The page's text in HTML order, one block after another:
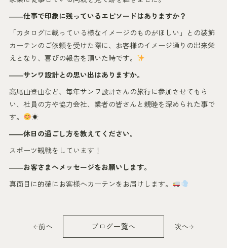
――仕事で印象に残っているエピソードはありますか？
「カタログに載っている様なイメージのものがほしい」との装飾
カーテンのご依頼を受けた際に、お客様のイメージ通りの出来栄
えとなり、喜びの報告を頂いた時です。
――サンワ設計との思い出はありますか。
高尾山登山など、毎年サンワ設計さんの旅行に参加させてもら
い、社員の方や協力会社、業者の皆さんと親睦を深められた事で
す。
☀
――休日の過ごし方を教えてください。
スポーツ観戦をしています！
――お客さまへメッセージをお願いします。
真面目に的確にお客様へカーテンをお届けします。
前へ ブログ一覧へ 次へ